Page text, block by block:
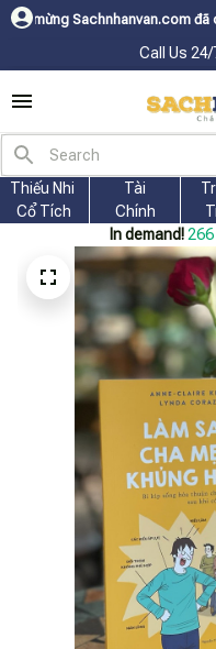
đã có mặt hơn 200
Call Us
Thiếu Nhi
Cổ Tích
Tài
Chính
In demand! 266